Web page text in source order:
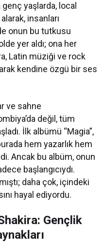
yaşlarda, local
insanları
onun bu tutkusu
yer aldı; ona her
Latin müziği ve rock
kendine özgü bir ses
ve sahne
değil, tüm
İlk albümü “Magia”,
hem yazarlık hem
Ancak bu albüm, onun
başlangıcıydı.
daha çok, içindeki
hayal ediyordu.
Gençlik